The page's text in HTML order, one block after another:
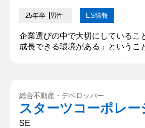
25年卒 男性 ES情報
企業選びの中で大切にしているこ
成長できる環境がある」というこ
の課題に対して適切な解決策を提
自身がまだ課題だと思っていない
いずれか課題になることに気づき
総合不動産・デベロッパー
スターツコーポレー
SE